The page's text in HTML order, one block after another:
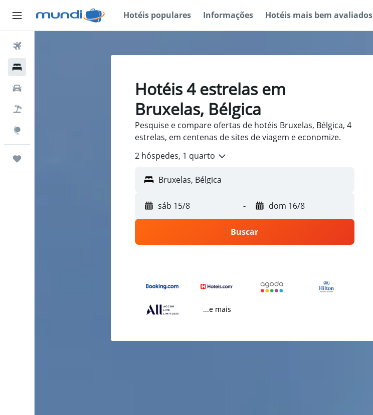
Hotéis populares Informações Hotéis mais bem avaliados
Hotéis 4 estrelas em
Bruxelas, Bélgica
Pesquise e compare ofertas de hotéis Bruxelas, Bélgica, 4
estrelas, em centenas de sites de viagem e economize.
2 hóspedes, 1 quarto
sáb 15/8 - dom 16/8
Buscar
...e mais